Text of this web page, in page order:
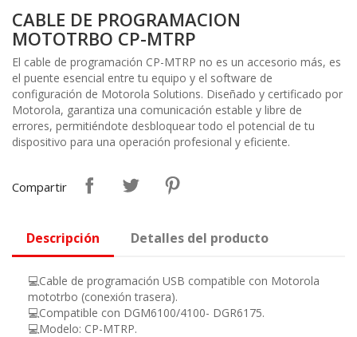
CABLE DE PROGRAMACION
MOTOTRBO CP-MTRP
El cable de programación CP-MTRP no es un accesorio más, es
el puente esencial entre tu equipo y el software de
configuración de Motorola Solutions. Diseñado y certificado por
Motorola, garantiza una comunicación estable y libre de
errores, permitiéndote desbloquear todo el potencial de tu
dispositivo para una operación profesional y eficiente.
Compartir
Descripción Detalles del producto
💻Cable de programación USB compatible con Motorola
mototrbo (conexión trasera).
💻Compatible con DGM6100/4100- DGR6175.
💻Modelo: CP-MTRP.